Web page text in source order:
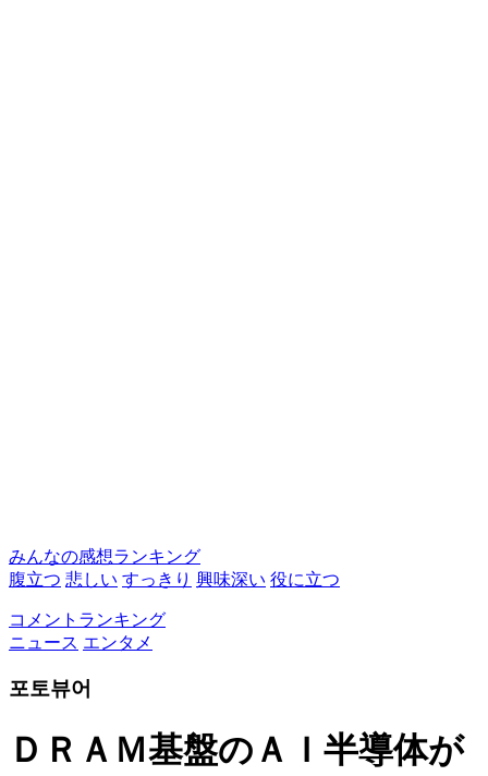
みんなの感想ランキング
腹立つ 悲しい すっきり 興味深い 役に立つ
コメントランキング
ニュース エンタメ
포토뷰어
ＤＲＡＭ基盤のＡＩ半導体が